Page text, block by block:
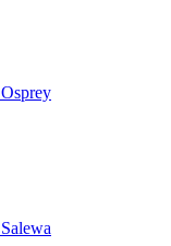
Osprey
Salewa